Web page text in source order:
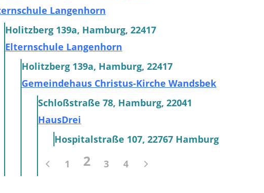
Langenhorn
Holitzberg 139a, Hamburg, 22417
Elternschule Langenhorn
Holitzberg 139a, Hamburg, 22417
Gemeindehaus Christus-Kirche Wandsbek
Schloßstraße 78, Hamburg, 22041
HausDrei
Hospitalstraße 107, 22767 Hamburg
1
2 3 4